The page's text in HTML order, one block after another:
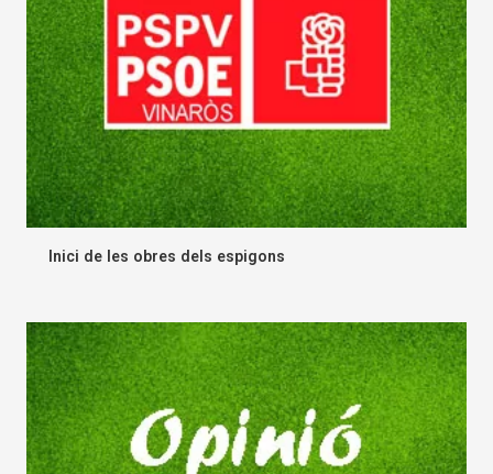
Inici de les obres dels espigons